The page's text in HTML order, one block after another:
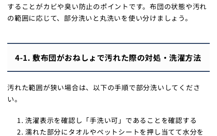
することがカビや臭い防止のポイントです。布団の状態や汚れ
の範囲に応じて、部分洗いと丸洗いを使い分けましょう。
4-1. 敷布団がおねしょで汚れた際の対処・洗濯方法
汚れた範囲が狭い場合は、以下の手順で部分洗いしてくださ
い。
洗濯表示を確認し「手洗い可」であることを確認する
濡れた部分にタオルやペットシートを押し当てて水分を